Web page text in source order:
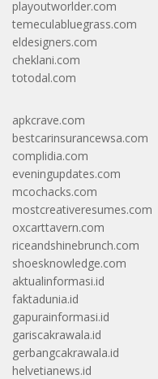
playoutworlder.com
temeculabluegrass.com
eldesigners.com
cheklani.com
totodal.com
apkcrave.com
bestcarinsurancewsa.com
complidia.com
eveningupdates.com
mcochacks.com
mostcreativeresumes.com
oxcarttavern.com
riceandshinebrunch.com
shoesknowledge.com
aktualinformasi.id
faktadunia.id
gapurainformasi.id
gariscakrawala.id
gerbangcakrawala.id
helvetianews.id